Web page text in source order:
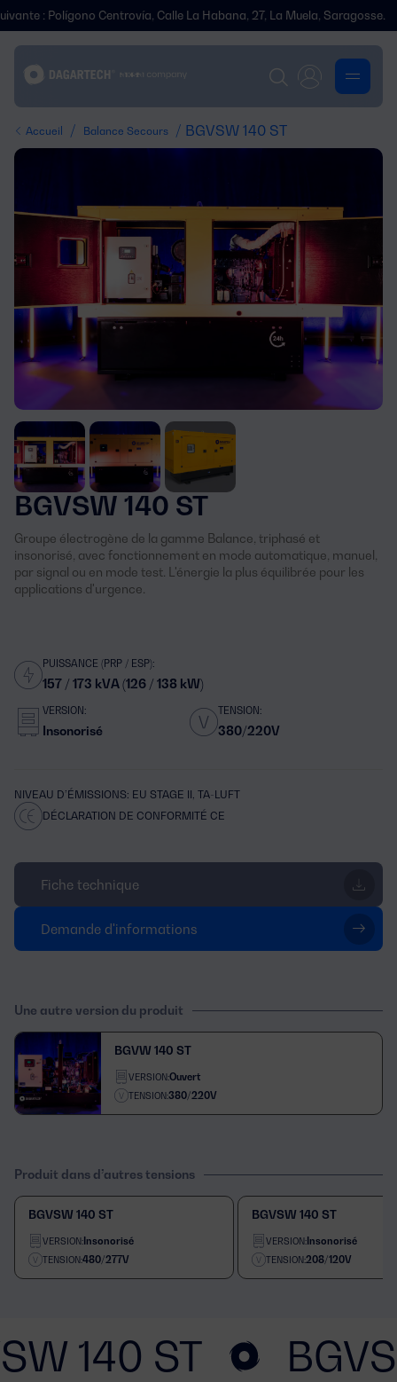
Centrovía, Calle La Habana, 27, La Muela, Saragosse.
Accueil / Balance Secours / BGVSW 140 ST
BGVSW 140 ST
Groupe électrogène de la gamme Balance, triphasé et
insonorisé, avec fonctionnement en mode automatique, manuel,
par signal ou en mode test. L'énergie la plus équilibrée pour les
applications d'urgence.
PUISSANCE (PRP / ESP):
157 / 173 kVA (126 / 138 kW)
VERSION:
Insonorisé
TENSION:
380/220V
NIVEAU D’ÉMISSIONS: EU STAGE II, TA-LUFT
DÉCLARATION DE CONFORMITÉ CE
Fiche technique
Demande d'informations
Une autre version du produit
BGVW 140 ST
VERSION:Ouvert
TENSION:380/220V
Produit dans d’autres tensions
BGVSW 140 ST
VERSION:Insonorisé
TENSION:480/277V
BGVSW 140 ST
VERSION:Insonorisé
TENSION:208/120V
140 ST